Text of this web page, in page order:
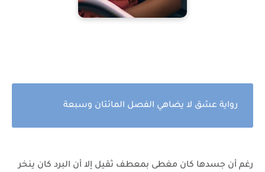
رواية عشق لا يضاهي الفصل المائتان وسبعة
رغم أن جسدها كان مغطى بمعطف ثقيل إلا أن البرد كان ينخر